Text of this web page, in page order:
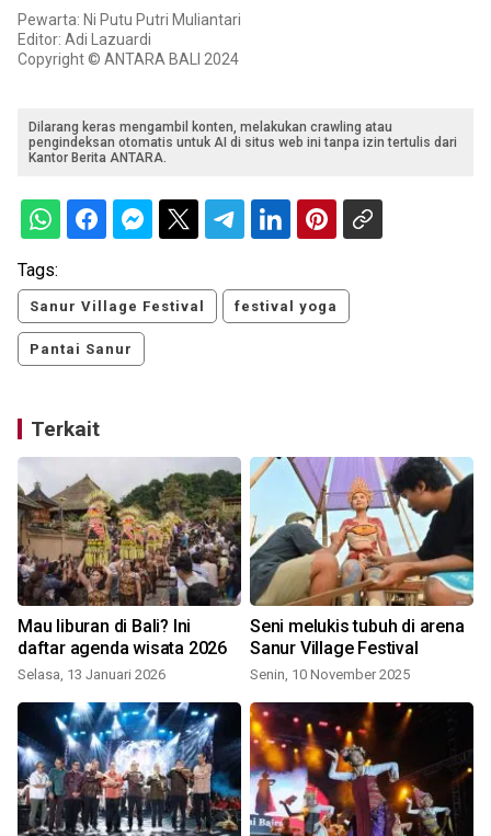
Pewarta: Ni Putu Putri Muliantari
Editor: Adi Lazuardi
Copyright © ANTARA BALI 2024
Dilarang keras mengambil konten, melakukan crawling atau
pengindeksan otomatis untuk AI di situs web ini tanpa izin tertulis dari
Kantor Berita ANTARA.
Tags:
Sanur Village Festival festival yoga
Pantai Sanur
Terkait
Mau liburan di Bali? Ini
daftar agenda wisata 2026
Selasa, 13 Januari 2026
Seni melukis tubuh di arena
Sanur Village Festival
Senin, 10 November 2025